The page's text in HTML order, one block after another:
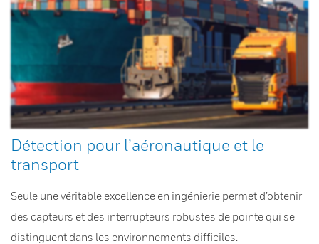
Détection pour l’aéronautique et le
transport
Seule une véritable excellence en ingénierie permet d’obtenir
des capteurs et des interrupteurs robustes de pointe qui se
distinguent dans les environnements difficiles.